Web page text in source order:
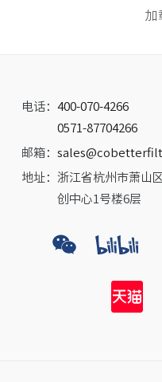
加
电话： 400-070-4266
0571-87704266
邮箱：
地址： 浙江省杭州市萧山
创中心1号楼6层